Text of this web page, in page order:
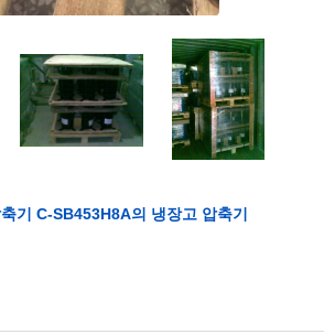
기 C-SB453H8A의 냉장고 압축기